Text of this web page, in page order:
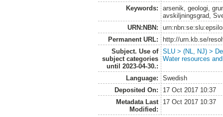
Keywords:
arsenik, geologi,
avskiljningsgrad,
URN:NBN:
Permanent URL:
http://urn.kb.se/
Subject. Use of
subject categories
until 2023-04-30.:
SLU > (NL, NJ) >
Water resources
Language:
Swedish
Deposited On:
17 Oct 2017 10:37
Metadata Last
Modified:
17 Oct 2017 10:37